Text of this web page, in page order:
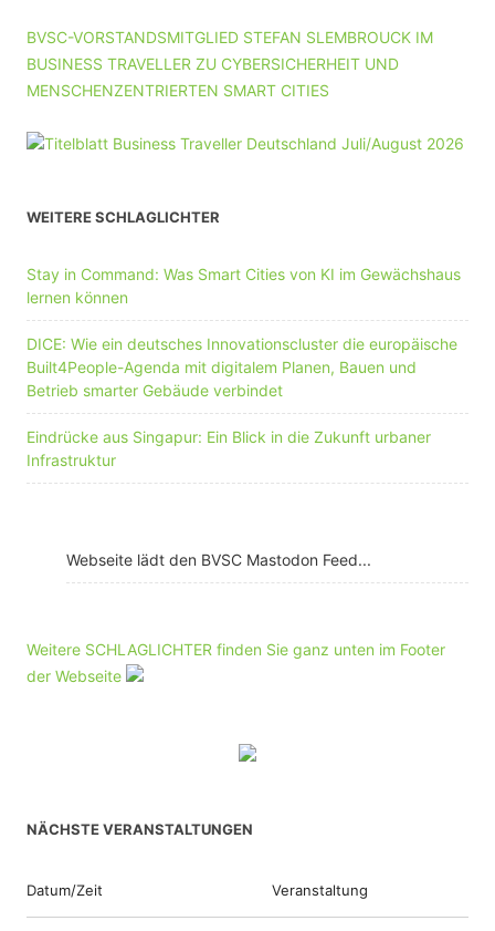
BVSC-VORSTANDSMITGLIED STEFAN SLEMBROUCK IM
BUSINESS TRAVELLER ZU CYBERSICHERHEIT UND
MENSCHENZENTRIERTEN SMART CITIES
WEITERE SCHLAGLICHTER
Stay in Command: Was Smart Cities von KI im Gewächshaus
lernen können
DICE: Wie ein deutsches Innovationscluster die europäische
Built4People-Agenda mit digitalem Planen, Bauen und
Betrieb smarter Gebäude verbindet
Eindrücke aus Singapur: Ein Blick in die Zukunft urbaner
Infrastruktur
Webseite lädt den BVSC Mastodon Feed...
Weitere SCHLAGLICHTER finden Sie ganz unten im Footer
der Webseite
NÄCHSTE VERANSTALTUNGEN
Datum/Zeit Veranstaltung